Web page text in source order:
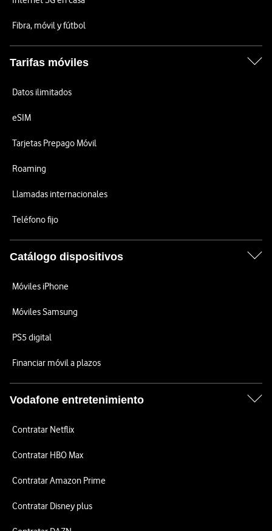
Fibra, móvil y fútbol
Tarifas móviles
Datos ilimitados
eSIM
Tarjetas Prepago Móvil
Roaming
Llamadas internacionales
Teléfono fijo
Catálogo dispositivos
Móviles iPhone
Móviles Samsung
PS5 digital
Financiar móvil a plazos
Vodafone entretenimiento
Contratar Netflix
Contratar HBO Max
Contratar Amazon Prime
Contratar Disney plus